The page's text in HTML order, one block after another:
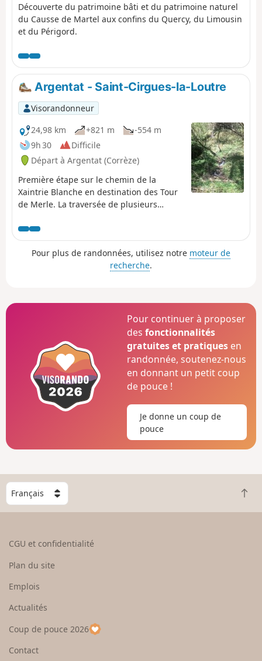
Découverte du patrimoine bâti et du patrimoine naturel
du Causse de Martel aux confins du Quercy, du Limousin
et du Périgord.
Argentat - Saint-Cirgues-la-Loutre
Visorandonneur
24,98 km
+821 m
-554 m
9h 30
Difficile
Départ à Argentat (Corrèze)
Première étape sur le chemin de la
Xaintrie Blanche en destination des Tour
de Merle. La traversée de plusieurs
paysages verdoyants et rocailleux.
Pour plus de randonnées, utilisez notre moteur de
recherche.
Pour continuer à proposer
desfonctionnalités
gratuites et pratiques en
randonnée, soutenez-nous
en donnant un petit coup
de pouce !
Je donne un coup de
pouce
C
h
o
e
u
p
a
R
e
CGU et confidentialité
Plan du site
Emplois
Actualités
Coup de pouce 2026
Contact